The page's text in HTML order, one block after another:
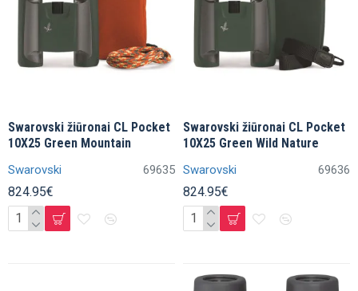
Swarovski 69635
Swarovski žiūronai CL Pocket
10X25 Green Mountain
824.95€
Swarovski 69636
Swarovski žiūronai CL Pocket
10X25 Green Wild Nature
824.95€